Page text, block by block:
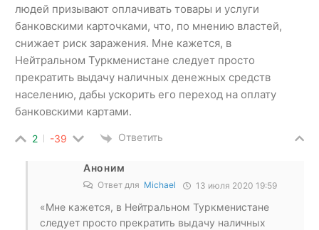
людей призывают оплачивать товары и услуги
банковскими карточками, что, по мнению властей,
снижает риск заражения. Мне кажется, в
Нейтральном Туркменистане следует просто
прекратить выдачу наличных денежных средств
населению, дабы ускорить его переход на оплату
банковскими картами.
2 -39 Ответить
Аноним
Ответ для Michael 13 июля 2020 19:59
«Мне кажется, в Нейтральном Туркменистане
следует просто прекратить выдачу наличных